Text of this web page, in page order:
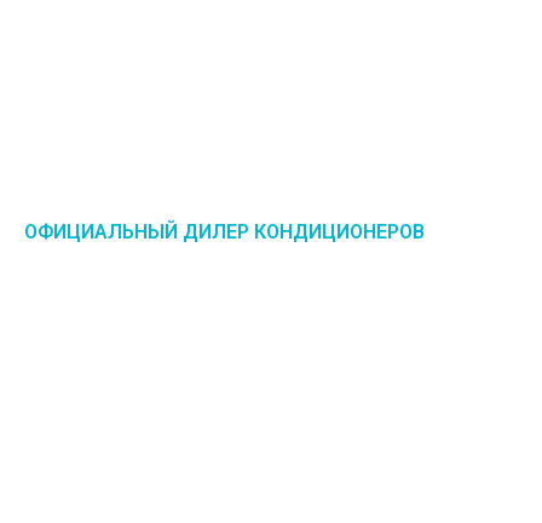
ОФИЦИАЛЬНЫЙ ДИЛЕР КОНДИЦИОНЕРОВ